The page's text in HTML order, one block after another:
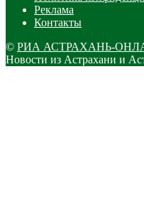
Реклама
Контакты
© РИА АСТРАХАНЬ-
Новости из Астрахани и